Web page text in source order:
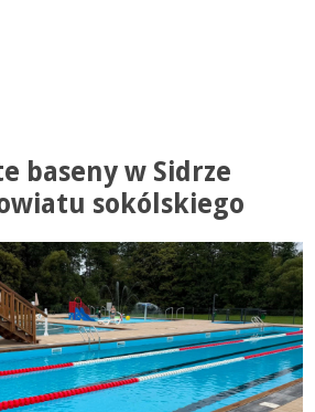
baseny w Sidrze
sokólskiego